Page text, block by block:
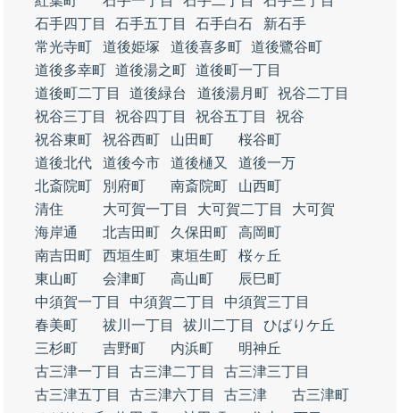
石手四丁目
石手五丁目 石手白石
新石手
常光寺町
道後姫塚 道後喜多町 道後鷺谷町
道後多幸町 道後湯之町 道後町一丁目
道後町二丁目
道後緑台 道後湯月町 祝谷二丁目
祝谷三丁目
祝谷四丁目 祝谷五丁目
祝谷
祝谷東町
祝谷西町 山田町
桜谷町
道後北代
道後今市 道後樋又
道後一万
北斎院町
別府町 南斎院町
山西町
清住
大可賀一丁目 大可賀二丁目
大可賀
海岸通
北吉田町 久保田町
高岡町
南吉田町
西垣生町 東垣生町
桜ヶ丘
東山町
会津町 高山町
辰巳町
中須賀一丁目
中須賀二丁目
中須賀三丁目
春美町
祓川一丁目 祓川二丁目
ひばりケ丘
三杉町
吉野町 内浜町
明神丘
古三津一丁目
古三津二丁目
古三津三丁目
古三津五丁目
古三津六丁目 古三津
古三津町